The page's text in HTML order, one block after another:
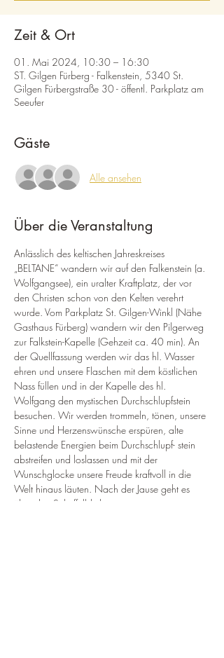
Zeit & Ort
01. Mai 2024, 10:30 – 16:30
ST. Gilgen Fürberg - Falkenstein, 5340 St.
Gilgen Fürbergstraße 30 - öffentl. Parkplatz am
Seeufer
Gäste
Alle ansehen
Über die Veranstaltung
Anlässlich des keltischen Jahreskreises
„BELTANE“ wandern wir auf den Falkenstein (a.
Wolfgangsee), ein uralter Kraftplatz, der vor
den Christen schon von den Kelten verehrt
wurde. Vom Parkplatz St. Gilgen-Winkl (Nähe
Gasthaus Fürberg) wandern wir den Pilgerweg
zur Falkstein-Kapelle (Gehzeit ca. 40 min). An
der Quellfassung werden wir das hl. Wasser
ehren und unsere Flaschen mit dem köstlichen
Nass füllen und in der Kapelle des hl.
Wolfgang den mystischen Durchschlupfstein
besuchen. Wir werden trommeln, tönen, unsere
Sinne und Herzenswünsche erspüren, alte
belastende Energien beim Durchschlupf- stein
abstreifen und loslassen und mit der
Wunschglocke unsere Freude kraftvoll in die
Welt hinaus läuten. Nach der Jause geht es
über den Scheffelblickweg an einem